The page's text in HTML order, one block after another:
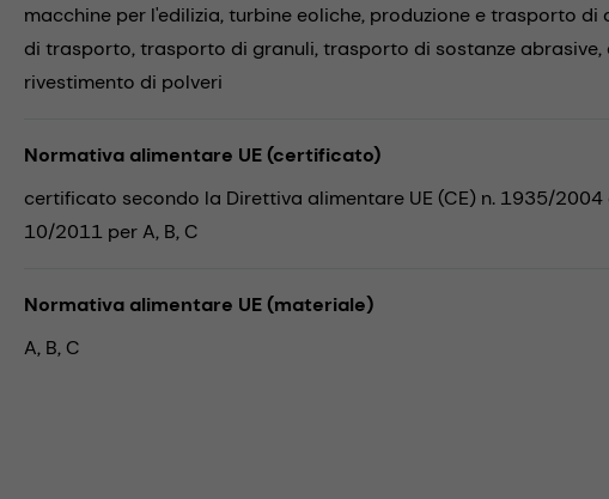
macchine per l'edilizia,turbine eoliche, produzione e trasporto di
di trasporto,trasporto di granuli,trasporto di sostanze abrasive,
rivestimento di polveri
Normativa alimentare UE (certificato)
certificato secondo la Direttiva alimentare UE (CE) n. 1935/2004
10/2011 per A, B, C
Normativa alimentare UE (materiale)
A, B, C